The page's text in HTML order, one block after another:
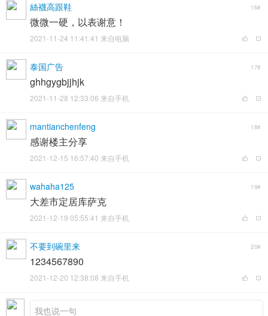
絲襪高跟鞋 16#
微微一硬，以表谢意！
2021-11-24 11:41:41 来自电脑
泰国广告 17#
ghhgygbjjhjk
2021-11-28 12:33:06 来自手机
mantianchenfeng 18#
感谢楼主分享
2021-12-15 16:57:40 来自手机
wahaha125 19#
大差市定居库萨克
2021-12-19 05:55:41 来自手机
不要到碗里来 20#
1234567890
2021-12-20 12:38:08 来自手机